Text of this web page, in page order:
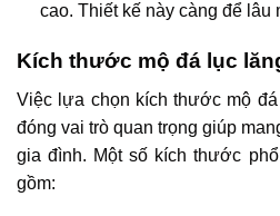
cao. Thiết kế này càng để lâu
Kích thước mộ đá lục
Việc lựa chọn kích thước mộ
đóng vai trò quan trọng giúp
gia đình. Một số kích thước
gồm: